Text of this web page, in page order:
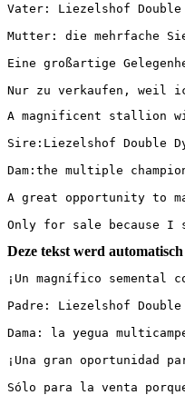
Vater: Liezelshof Double
Mutter: die mehrfache
Eine großartige
Nur zu verkaufen, weil
A magnificent stallion
Sire:Liezelshof Double
Dam:the multiple
A great opportunity to
Only for sale because
Deze tekst werd
¡Un magnífico semental
Padre: Liezelshof
Dama: la yegua
¡Una gran oportunidad
Sólo para la venta